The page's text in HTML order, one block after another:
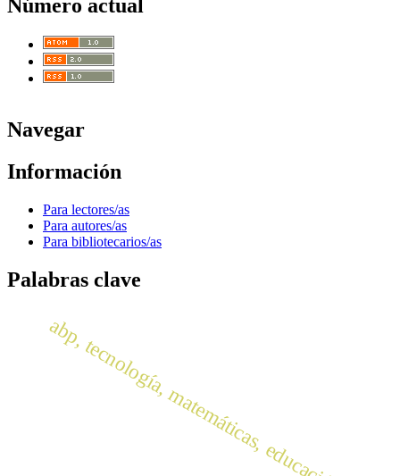
Número actual
Navegar
Información
Para lectores/as
Para autores/as
Para bibliotecarios/as
Palabras clave
abp, tecnología, matemáticas, educación.